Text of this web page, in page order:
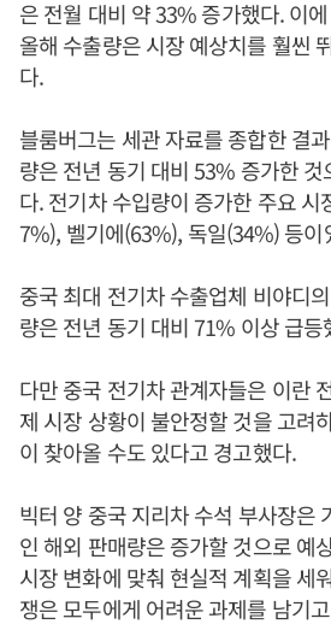
은 전월 대비 약 33% 증가했다. 이
올해 수출량은 시장 예상치를 훨씬
다.
블룸버그는 세관 자료를 종합한 결
량은 전년 동기 대비 53% 증가한
다. 전기차 수입량이 증가한 주요 시
7%), 벨기에(63%), 독일(34%) 등이
중국 최대 전기차 수출업체 비야디
량은 전년 동기 대비 71% 이상 급등
다만 중국 전기차 관계자들은 이란
제 시장 상황이 불안정할 것을 고려
이 찾아올 수도 있다고 경고했다.
빅터 양 중국 지리차 수석 부사장은
인 해외 판매량은 증가할 것으로 예
시장 변화에 맞춰 현실적 계획을 세
쟁은 모두에게 어려운 과제를 남기